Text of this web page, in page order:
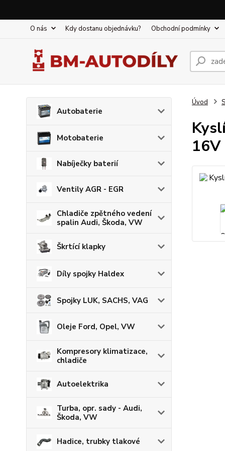
O nás Kdy dostanu objednávku? Obchodní podmínky
Autobaterie
Motobaterie
Nabíječky baterií
Ventily AGR - EGR
Chladiče zpětného vedení
spalin Audi, Škoda, VW
Škrtící klapky
Díly spojky Haldex
Spojky LUK, SACHS, VAG
Oleje Ford, Opel, VW
Kompresory klimatizace,
chladiče
Autoelektrika
Turba, opr. sady - Audi,
Škoda, VW
Hadice, trubky tlakové
Úvod
16V